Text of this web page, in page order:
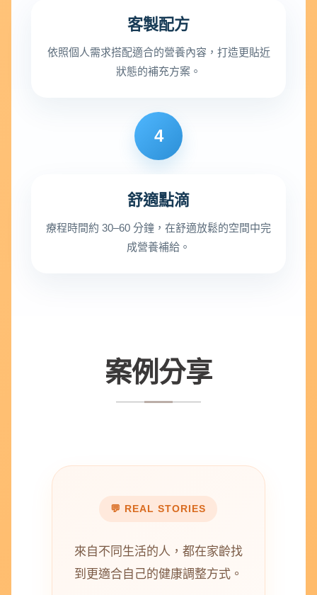
客製配方
依照個人需求搭配適合的營養內容，打造更貼近
狀態的補充方案。
4
舒適點滴
療程時間約 30–60 分鐘，在舒適放鬆的空間中完
成營養補給。
案例分享
💬 REAL STORIES
來自不同生活的人，都在家齡找
到更適合自己的健康調整方式。